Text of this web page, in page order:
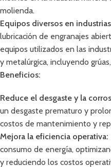
molienda.
Equipos diversos en
lubricación de engranajes
equipos utilizados en las
y metalúrgica, incluyendo
Beneficios:
Reduce el desgaste y la
un desgaste prematuro y
costos de mantenimiento y
Mejora la eficiencia operativa:
consumo de energía,
y reduciendo los costos